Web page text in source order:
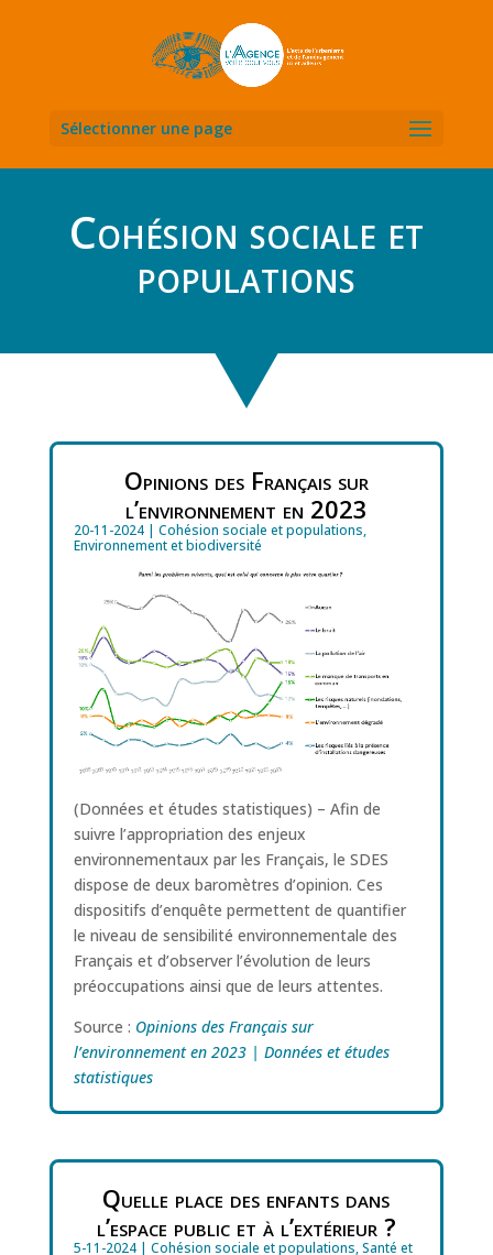
Sélectionner une page
Cohésion sociale et
populations
Opinions des Français sur
l’environnement en 2023
20-11-2024| Cohésion sociale et populations,
Environnement et biodiversité
(Données et études statistiques) – Afin de
suivre l’appropriation des enjeux
environnementaux par les Français, le SDES
dispose de deux baromètres d’opinion. Ces
dispositifs d’enquête permettent de quantifier
le niveau de sensibilité environnementale des
Français et d’observer l’évolution de leurs
préoccupations ainsi que de leurs attentes.
Source : Opinions des Français sur
l’environnement en 2023 | Données et études
statistiques
Quelle place des enfants dans
l’espace public et à l’extérieur ?
5-11-2024| Cohésion sociale et populations,Santé et